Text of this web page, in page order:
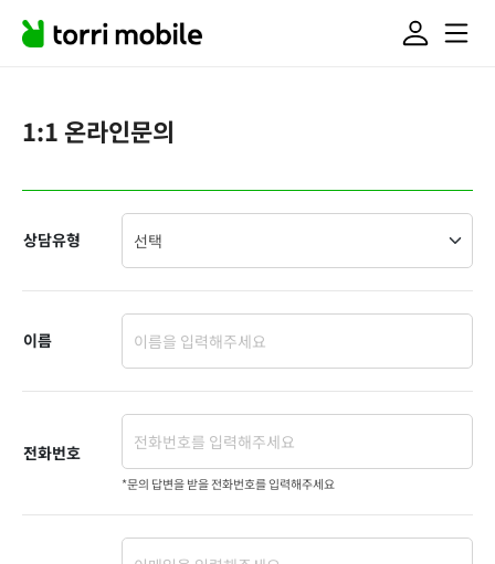
1:1 온라인문의
상담유형
이름
전화번호
*문의 답변을 받을 전화번호를 입력해주세요